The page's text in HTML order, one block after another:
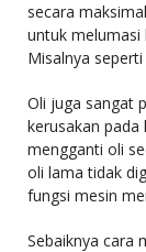
secara
untuk melumasi
Misalnya
Oli juga sangat
kerusakan
mengganti oli
oli lama tidak
fungsi mesin
Sebaiknya cara